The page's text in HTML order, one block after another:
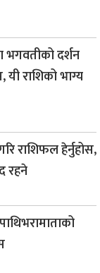
दर्शन
राशिको भाग्य
राशिफल हेर्नुहोस,
रहने